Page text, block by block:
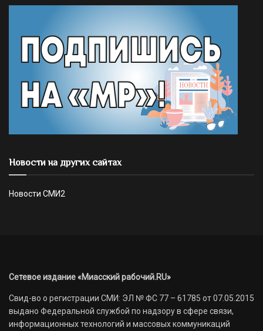
Новости на других сайтах
Новости СМИ2
Сетевое издание «Миасский рабочий.RU»
Свид-во о регистрации СМИ: ЭЛ № ФС 77 – 61785 от 07.05.2015
выдано Федеральной службой по надзору в сфере связи,
информационных технологий и массовых коммуникаций